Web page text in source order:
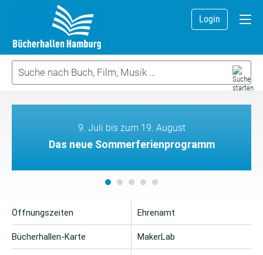
Login
9. Juli bis zum 19. August
Das neue Sommerferienprogramm
Öffnungszeiten
Bücherhallen-Karte
Ehrenamt
MakerLab